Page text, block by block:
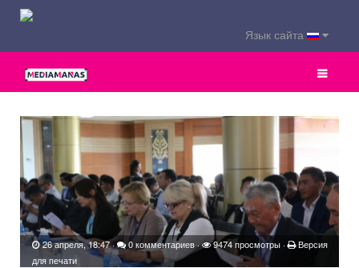
Язык сайта
26 апреля, 18:47· 0 комментариев· 9474 просмотры ·
Версия
для печати